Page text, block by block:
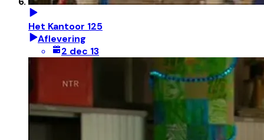
Het Kantoor 125
Aflevering
2 dec 13